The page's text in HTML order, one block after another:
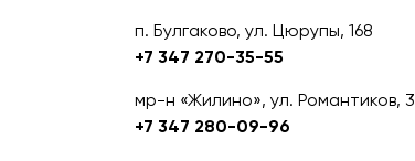
п. Булгаково, ул. Цюрупы, 168
+7 347 270-35-55
мр-н «Жилино», ул. Романтиков, 3
+7 347 280-09-96